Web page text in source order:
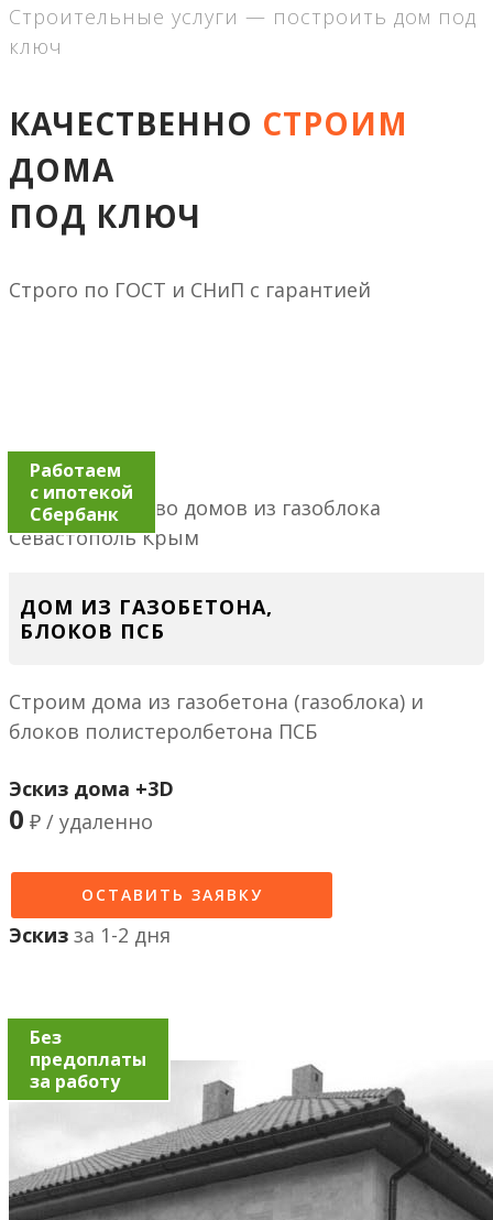
Строительные услуги — построить дом под
ключ
КАЧЕСТВЕННО СТРОИМ
ДОМА
ПОД КЛЮЧ
Строго по ГОСТ и СНиП с гарантией
Работаем
с ипотекой
Сбербанк
ДОМ ИЗ ГАЗОБЕТОНА,
БЛОКОВ ПСБ
Строим дома из газобетона (газоблока) и
блоков полистеролбетона ПСБ
Эскиз дома +3D
0 ₽ / удаленно
ОСТАВИТЬ ЗАЯВКУ
Эскиз за 1-2 дня
Без
предоплаты
за работу